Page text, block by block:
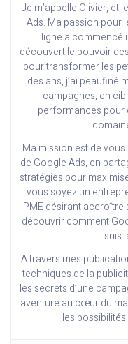
Je m’appelle Olivier, et
Ads. Ma passion pour
ligne a commencé
découvert le pouvoir
pour transformer les
des ans, j’ai peaufiné
campagnes, en
performances pour
Ma mission est de
de Google Ads, en
stratégies pour
vous soyez un
PME désirant accroître
découvrir comment
suis
A travers mes
techniques de la
les secrets d’une
aventure au cœur du
les